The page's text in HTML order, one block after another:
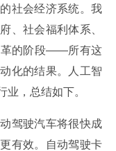
社会经济系统。我
、社会福利体系、
革的阶段——所有这
化的结果。人工智
，总结如下。
驾驶汽车将很快成
有效。自动驾驶卡